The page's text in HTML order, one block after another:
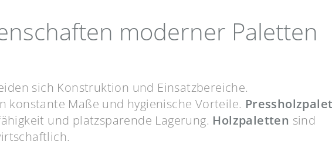
moderner Paletten
sich Konstruktion und Einsatzbereiche.
konstante Maße und hygienische Vorteile.
und platzsparende Lagerung. Holzpaletten sind